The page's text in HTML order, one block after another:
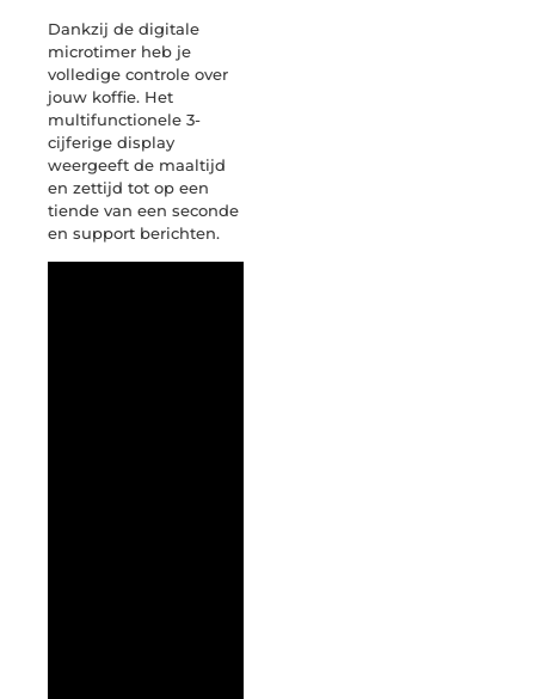
Dankzij de digitale
microtimer heb je
volledige controle over
jouw koffie. Het
multifunctionele 3-
cijferige display
weergeeft de maaltijd
en zettijd tot op een
tiende van een seconde
en support berichten.